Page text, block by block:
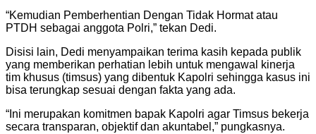
“Kemudian Pemberhentian Dengan Tidak Hormat atau
PTDH sebagai anggota Polri,” tekan Dedi.
Disisi lain, Dedi menyampaikan terima kasih kepada publik
yang memberikan perhatian lebih untuk mengawal kinerja
tim khusus (timsus) yang dibentuk Kapolri sehingga kasus ini
bisa terungkap sesuai dengan fakta yang ada.
“Ini merupakan komitmen bapak Kapolri agar Timsus bekerja
secara transparan, objektif dan akuntabel,” pungkasnya.